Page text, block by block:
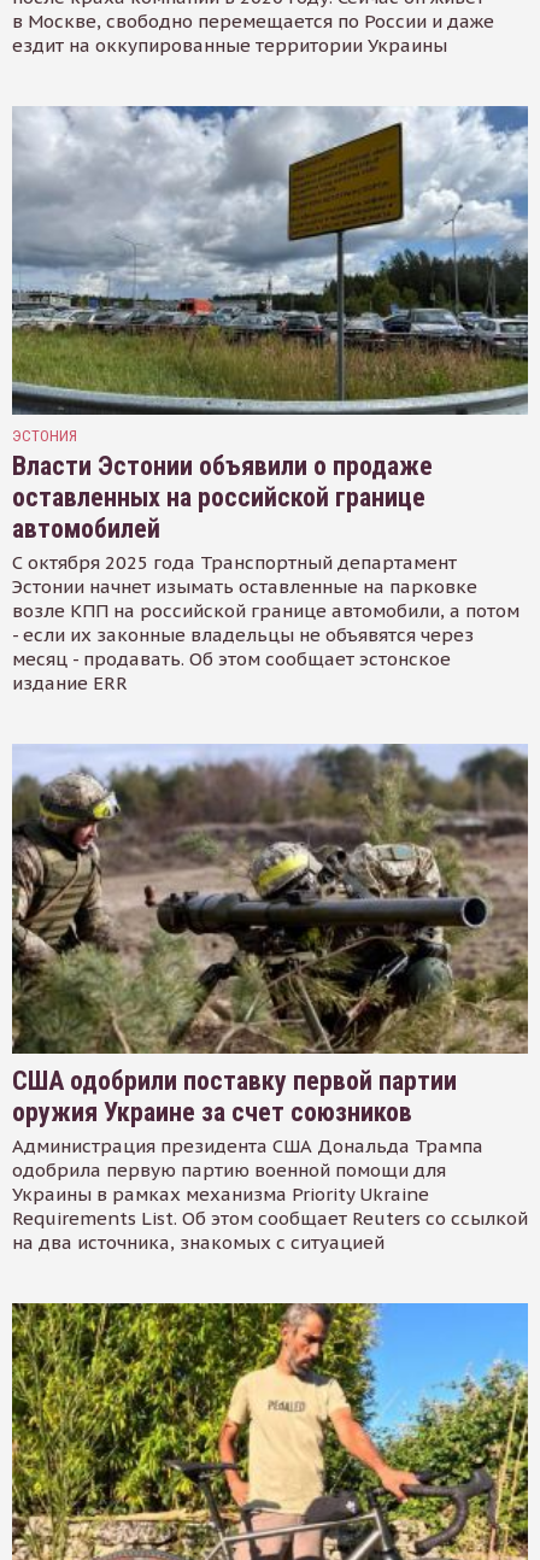
в Москве, свободно перемещается по России и даже
ездит на оккупированные территории Украины
ЭСТОНИЯ
Власти Эстонии объявили о продаже
оставленных на российской границе
автомобилей
С октября 2025 года Транспортный департамент
Эстонии начнет изымать оставленные на парковке
возле КПП на российской границе автомобили, а потом
- если их законные владельцы не объявятся через
месяц - продавать. Об этом сообщает эстонское
издание ERR
США одобрили поставку первой партии
оружия Украине за счет союзников
Администрация президента США Дональда Трампа
одобрила первую партию военной помощи для
Украины в рамках механизма Priority Ukraine
Requirements List. Об этом сообщает Reuters со ссылкой
на два источника, знакомых с ситуацией